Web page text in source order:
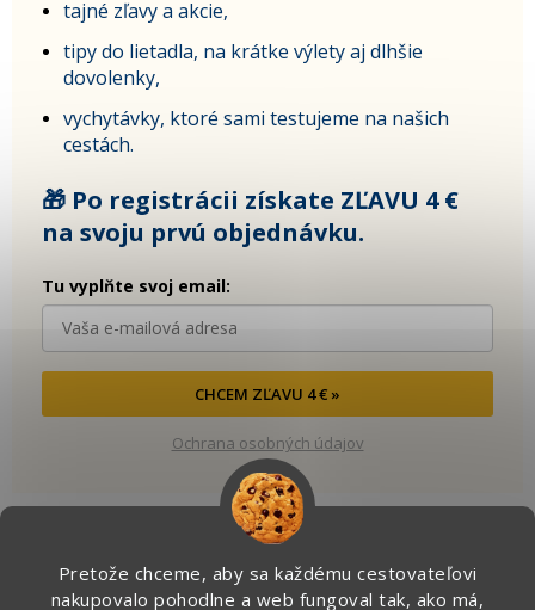
Pretože chceme, aby sa každému cestovateľovi
nakupovalo pohodlne a web fungoval tak, ako má,
tajné zľavy a akcie,
tipy do lietadla, na krátke výlety aj dlhšie
dovolenky,
vychytávky, ktoré sami testujeme na našich
cestách.
🎁 Po registrácii získate ZĽAVU 4 €
na svoju prvú objednávku.
Tu vyplňte svoj email:
CHCEM ZĽAVU 4 € »
Ochrana osobných údajov
Kontakt